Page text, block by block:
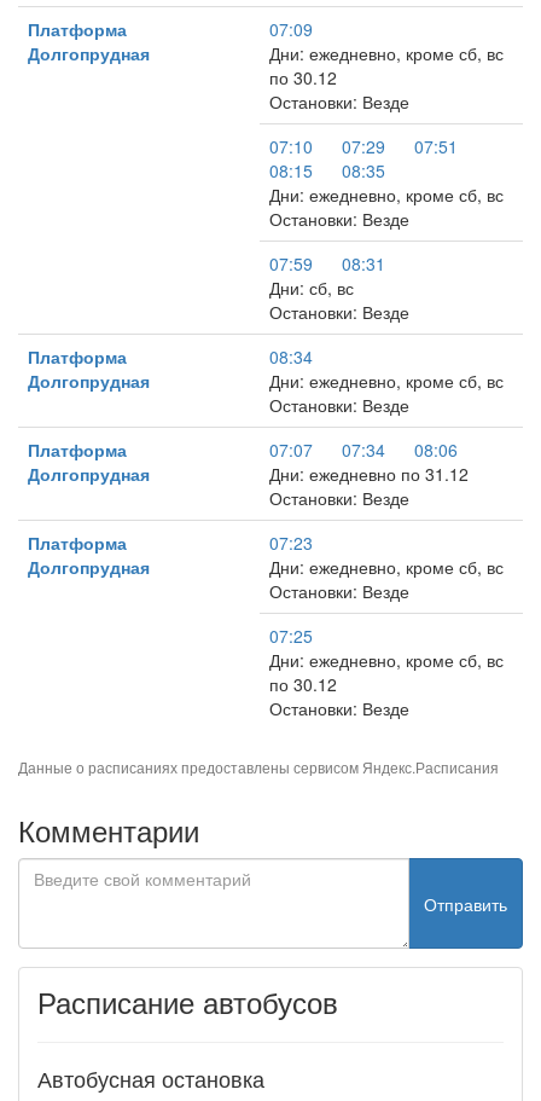
Платформа
Долгопрудная
07:09
Дни: ежедневно, кроме сб, вс
по 30.12
Остановки: Везде
07:10
07:29
07:51
08:15
08:35
Дни: ежедневно, кроме сб, вс
Остановки: Везде
07:59
08:31
Дни: сб, вс
Остановки: Везде
Платформа
Долгопрудная
08:34
Дни: ежедневно, кроме сб, вс
Остановки: Везде
Платформа
Долгопрудная
07:07 07:34
08:06
Дни: ежедневно по 31.12
Остановки: Везде
Платформа
Долгопрудная
07:23
Дни: ежедневно, кроме сб, вс
Остановки: Везде
07:25
Дни: ежедневно, кроме сб, вс
по 30.12
Остановки: Везде
Данные о расписаниях предоставлены сервисом Яндекс.Расписания
Комментарии
Отправить
Расписание автобусов
Автобусная остановка